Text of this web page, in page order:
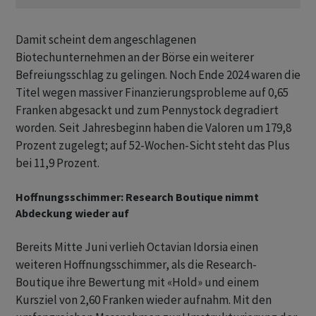
Damit scheint dem angeschlagenen
Biotechunternehmen an der Börse ein weiterer
Befreiungsschlag zu gelingen. Noch Ende 2024 waren die
Titel wegen massiver Finanzierungsprobleme auf 0,65
Franken abgesackt und zum Pennystock degradiert
worden. Seit Jahresbeginn haben die Valoren um 179,8
Prozent zugelegt; auf 52-Wochen-Sicht steht das Plus
bei 11,9 Prozent.
Hoffnungsschimmer: Research Boutique nimmt
Abdeckung wieder auf
Bereits Mitte Juni verlieh Octavian Idorsia einen
weiteren Hoffnungsschimmer, als die Research-
Boutique ihre Bewertung mit «Hold» und einem
Kursziel von 2,60 Franken wieder aufnahm. Mit den